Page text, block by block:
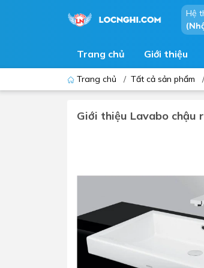
Hệ
Trang chủ Giới thiệu
Vòi chậu - vòi hồ - vòi gắn
Máy sấy tay
Lavabo tủ - Lavabo kính
Trang chủ / Tất cả sản phẩm /
Giới thiệu Lavabo chậu